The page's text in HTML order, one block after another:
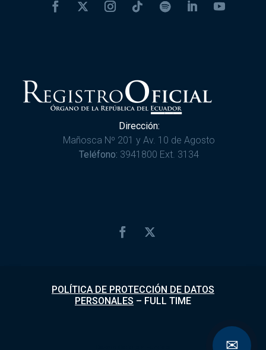
Dirección:
Mañosca Nº 201 y Av. 10 de Agosto
Teléfono: 3941800 Ext. 3134
POLÍTICA DE PROTECCIÓN DE DATOS
PERSONALES – FULL TIME
✉